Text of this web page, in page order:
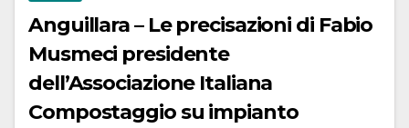
Anguillara – Le precisazioni di Fabio
Musmeci presidente
dell’Associazione Italiana
Compostaggio su impianto